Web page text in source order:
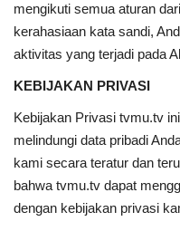
mengikuti semua aturan
kerahasiaan kata sandi,
aktivitas yang terjadi pada
KEBIJAKAN PRIVASI
Kebijakan Privasi tvmu.tv
melindungi data pribadi
kami secara teratur dan
bahwa tvmu.tv dapat
dengan kebijakan privasi